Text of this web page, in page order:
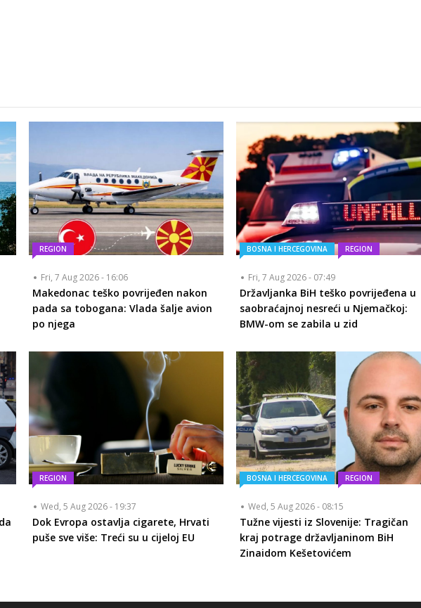
REGION
Fri, 7 Aug 2026 - 16:06
Makedonac teško povrijeđen nakon
pada sa tobogana: Vlada šalje avion
po njega
BOSNA I HERCEGOVINA REGION
Fri, 7 Aug 2026 - 07:49
Državljanka BiH teško povrijeđena u
saobraćajnoj nesreći u Njemačkoj:
BMW-om se zabila u zid
REGION
Wed, 5 Aug 2026 - 19:37
Dok Evropa ostavlja cigarete, Hrvati
puše sve više: Treći su u cijeloj EU
BOSNA I HERCEGOVINA REGION
Wed, 5 Aug 2026 - 08:15
Tužne vijesti iz Slovenije: Tragičan
kraj potrage državljaninom BiH
Zinaidom Kešetovićem